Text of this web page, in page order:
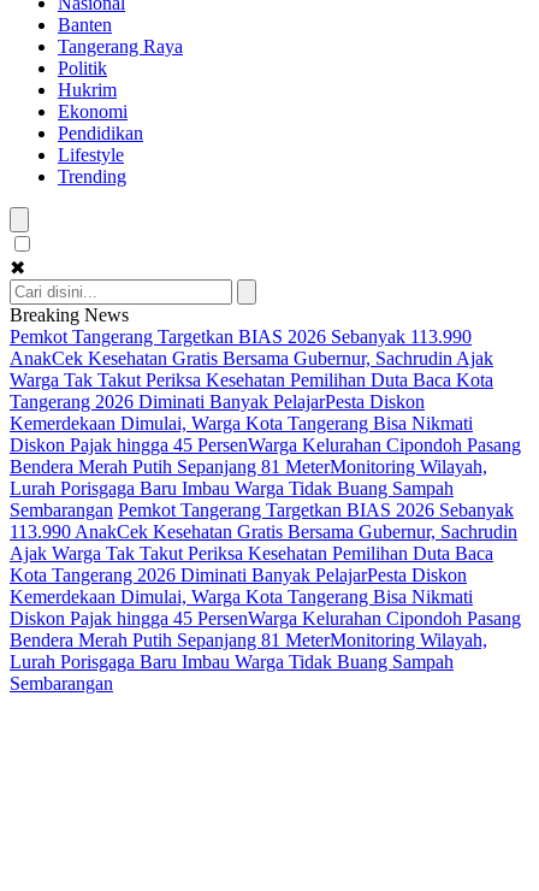
Banten
Tangerang Raya
Politik
Hukrim
Ekonomi
Pendidikan
Lifestyle
Trending
✖
Breaking News
Pemkot Tangerang Targetkan BIAS 2026 Sebanyak 113.990
AnakCek Kesehatan Gratis Bersama Gubernur, Sachrudin Ajak
Warga Tak Takut Periksa Kesehatan Pemilihan Duta Baca Kota
Tangerang 2026 Diminati Banyak PelajarPesta Diskon
Kemerdekaan Dimulai, Warga Kota Tangerang Bisa Nikmati
Diskon Pajak hingga 45 PersenWarga Kelurahan Cipondoh Pasang
Bendera Merah Putih Sepanjang 81 MeterMonitoring Wilayah,
Lurah Porisgaga Baru Imbau Warga Tidak Buang Sampah
Sembarangan Pemkot Tangerang Targetkan BIAS 2026 Sebanyak
113.990 AnakCek Kesehatan Gratis Bersama Gubernur, Sachrudin
Ajak Warga Tak Takut Periksa Kesehatan Pemilihan Duta Baca
Kota Tangerang 2026 Diminati Banyak PelajarPesta Diskon
Kemerdekaan Dimulai, Warga Kota Tangerang Bisa Nikmati
Diskon Pajak hingga 45 PersenWarga Kelurahan Cipondoh Pasang
Bendera Merah Putih Sepanjang 81 MeterMonitoring Wilayah,
Lurah Porisgaga Baru Imbau Warga Tidak Buang Sampah
Sembarangan